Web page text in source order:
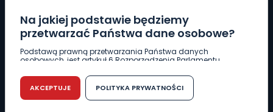
Na jakiej podstawie będziemy
przetwarzać Państwa dane osobowe?
Podstawą prawną przetwarzania Państwa danych
osobowych, jest artykuł 6 Rozporządzenia Parlamentu
r. w sprawie ochrony osób fizycznych w związku z
przetwarzaniem danych osobowych w sprawie
swobodnego przepływu takich danych oraz uchylenia
dyrektywy 95/46/WE (RODO).
AKCEPTUJE POLITYKA PRYWATNOŚCI
DZIAŁ REKLAMY
62 735 01 85 reklama@wlkp24.info
WIADOMOŚCI
CIEKAWOSTKI